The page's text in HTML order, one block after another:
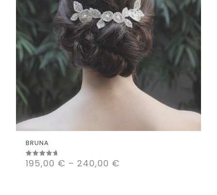
BRUNA
Valorado
con
195,00 € – 240,00 €